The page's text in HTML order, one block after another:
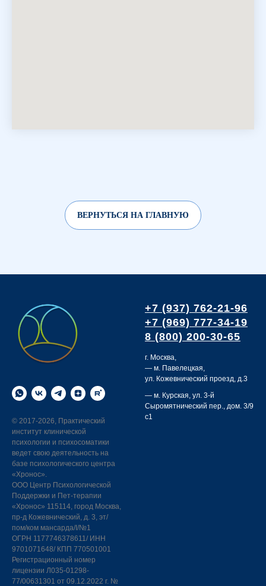
ВЕРНУТЬСЯ НА ГЛАВНУЮ
© 2017-2026, Практический
институт клинической
психологии и психосоматики
ведет свою деятельность на
базе психологического центра
«Хронос».
ООО Центр Психологической
Поддержки и Пет-терапии
«Хронос» 115114, город Москва,
пр-д Кожевнический, д. 3, эт/
пом/ком мансарда/I/№1
ОГРН 1177746378611/ ИНН
9701071648/ КПП 770501001
Регистрационный номер
лицензии Л035-01298-
77/00631301 от 09.12.2022 г. №
+7 (937) 762-21-96
+7 (969) 777-34-19
8 (800) 200-30-65
г. Москва,
— м. Павелецкая,
ул. Кожевнический проезд, д.3
— м. Курская, ул. 3-й
Сыромятнический пер., дом. 3/9
с1